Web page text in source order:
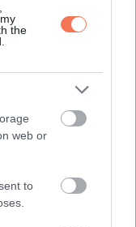
the
web or
to
zenész
otthonában.